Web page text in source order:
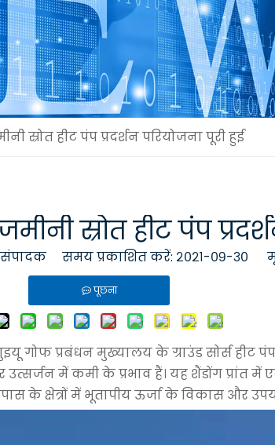
स्रोत हीट पंप प्रदर्शन परियोजना पूरी हुई
स्रोत हीट पंप
समय प्रकाशित करें: २०२१-०९-३०
पूछना
गोफ प्रबंधन मुख्यालय के ग्राउंड सोर्स हीट
में कमी के प्रभाव हैं। यह शैंडोंग प्रांत में एक
के क्षेत्रों में भूतापीय ऊर्जा के विकास और